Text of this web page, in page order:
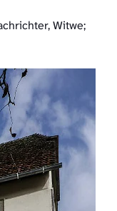
Witwe;